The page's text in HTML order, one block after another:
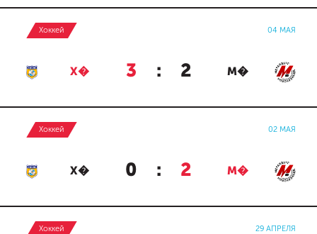
Хоккей 04 МАЯ
Х� 3 : 2 М�
Хоккей 02 МАЯ
Х� 0 : 2 М�
Хоккей 29 АПРЕЛЯ